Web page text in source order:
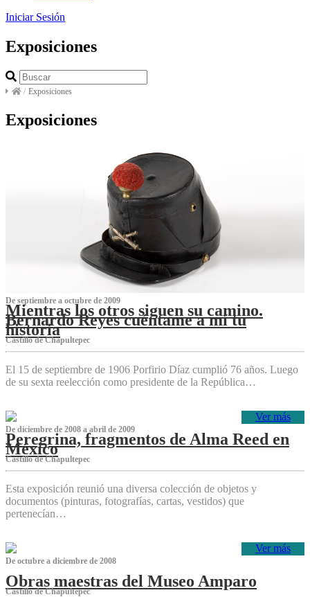
Iniciar Sesión
Exposiciones
/ Exposiciones
Exposiciones
De septiembre a octubre de 2009
Mientras los otros siguen su camino.
Bernardo Reyes cuéntame a mí tu
historia
Castillo de Chapultepec
El 15 de septiembre de 1906 Porfirio Díaz cumplió 76 años. Luego
de su sexta reelección como presidente de la República…
Ver más
De diciembre de 2008 a abril de 2009
Peregrina, fragmentos de Alma Reed en
México
Castillo de Chapultepec
Esta exposición reunió una diversa colección de objetos y
documentos (pinturas, fotografías, cartas, vestidos) que
pertenecían…
Ver más
De octubre a diciembre de 2008
Obras maestras del Museo Amparo
Castillo de Chapultepec